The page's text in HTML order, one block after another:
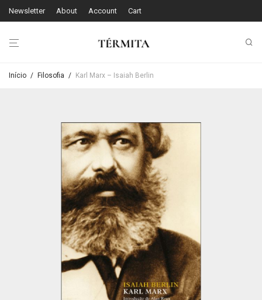
Newsletter About Account Cart
Início / Filosofia / Karl Marx – Isaiah Berlin